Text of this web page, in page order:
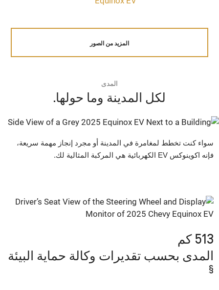
المزيد من الصور
المدى
لكل المدينة وما حولها.
سواء كنت تخطط لمغامرة في المدينة أو مجرد إنجاز مهمة سريعة،
فإنه اكوينوكس EV الكهربائية هي المركبة المثالية لك.
513 كم
المدى بحسب تقديرات وكالة حماية البيئة